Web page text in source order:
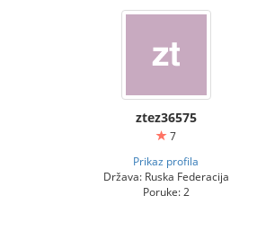
ztez36575
7
Prikaz profila
Država: Ruska Federacija
Poruke: 2